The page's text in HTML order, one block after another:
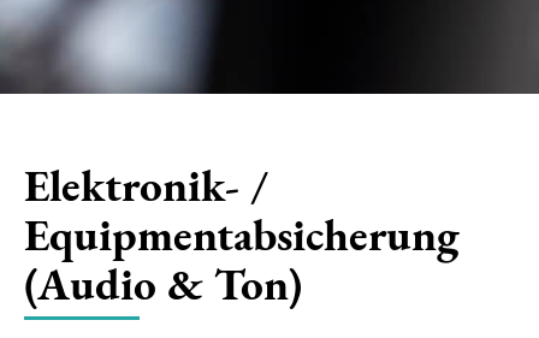
Elektronik- /
Equipmentabsicherung
(Audio & Ton)